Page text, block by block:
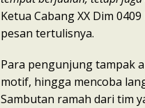
Ketua Cabang XX Dim
pesan tertulisnya.
Para pengunjung tampak
motif, hingga mencoba
Sambutan ramah dari tim